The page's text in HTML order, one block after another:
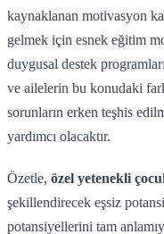
kaynaklanan motivasyon
gelmek için esnek eğitim
duygusal destek
ve ailelerin bu konudaki
sorunların erken teşhis
yardımcı olacaktır.
Özetle, özel yetenekli
şekillendirecek eşsiz
potansiyellerini tam